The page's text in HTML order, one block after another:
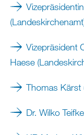
Vizepräsident
Haese
Thomas Kärst
Dr. Wilko